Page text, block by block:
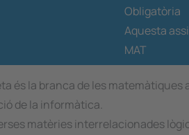
Obligatòria
Aquesta
MAT
és la branca de les
de la informàtica.
matèries interrelacionades